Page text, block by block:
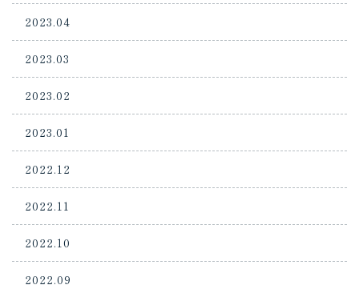
2023.04
2023.03
2023.02
2023.01
2022.12
2022.11
2022.10
2022.09